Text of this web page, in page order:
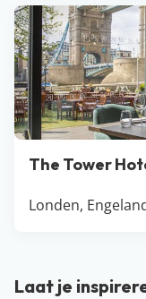
The Tower
Londen,
Laat je